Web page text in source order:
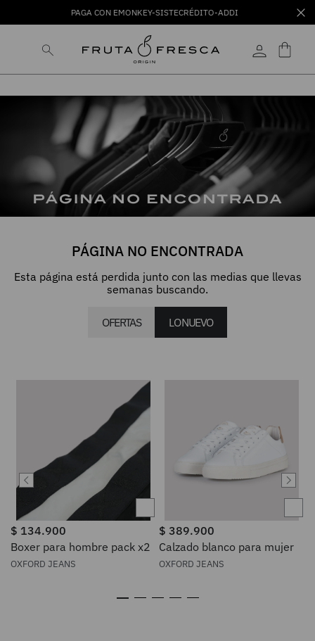
PAGA CON EMONKEY-SISTECRÉDITO-ADDI
PÁGINA NO ENCONTRADA
Esta página está perdida junto con las medias que llevas
semanas buscando.
OFERTAS LO NUEVO
$ 134.900
Boxer para hombre pack x2
OXFORD JEANS
$ 389.900
Calzado blanco para mujer
OXFORD JEANS